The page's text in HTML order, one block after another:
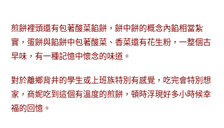
煎餅裡頭還有包著酸菜餡餅，餅中餅的概念內餡相當紮
實，蛋餅與餡餅中包著酸菜、香菜還有花生粉，一整個古
早味，有一種記憶中懷念的味道。
對於離鄉背井的學生或上班族特別有感覺，吃完會特別想
家，商妮吃到這個有溫度的煎餅，頓時浮現好多小時候幸
福的回憶。